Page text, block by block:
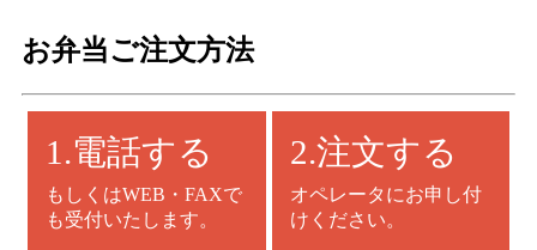
イ
ン
ログイン
会員登録
お弁当ご注文方法
1.電話する
もしくはWEB・FAXで
も受付いたします。
2.注文する
オペレータにお申し付
けください。